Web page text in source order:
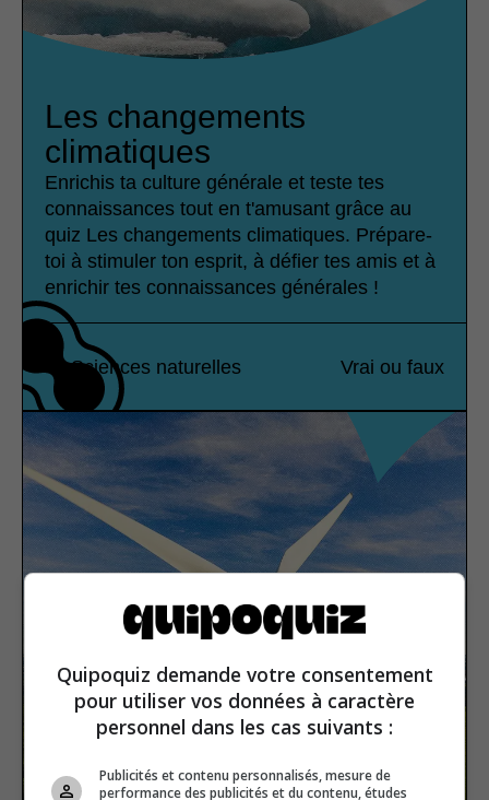
Les changements
climatiques
Enrichis ta culture générale et teste tes
connaissances tout en t'amusant grâce au
quiz Les changements climatiques. Prépare-
toi à stimuler ton esprit, à défier tes amis et à
enrichir tes connaissances générales !
Sciences naturelles Vrai ou faux
Quipoquiz demande votre consentement
pour utiliser vos données à caractère
personnel dans les cas suivants :
Publicités et contenu personnalisés, mesure de
performance des publicités et du contenu, études